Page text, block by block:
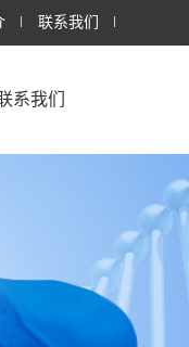
联系我们
系我们